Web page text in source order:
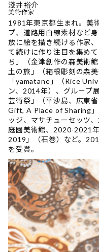
淺井裕介
美術作家
1981年東京都生まれ。美
プ、道路用白線素材など
放に絵を描き続ける作家
て続けに作り注目を集め
ち」（金津創作の森美術
土の旅」（箱根彫刻の森
「yamatane」（Rice
ン、2014年）、グループ
芸術祭」（平沙島、広東
Gift, A Place of Sharing
ッジ、マサチューセッツ
庭園美術館、2020-2021
2019」（石巻）など。
を受賞。